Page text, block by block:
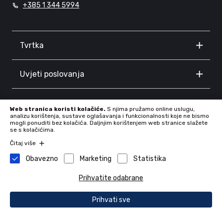
+385 1 344 5994
Tvrtka
Uvjeti poslovanja
Informacije
Web stranica koristi kolačiće. S njima pružamo online uslugu,
analizu korištenja, sustave oglašavanja i funkcionalnosti koje ne bismo
mogli ponuditi bez kolačića. Daljnjim korištenjem web stranice slažete
se s kolačićima.
Čitaj više
Obavezno Marketing Statistika
Prihvatite odabrane
Prihvati sve